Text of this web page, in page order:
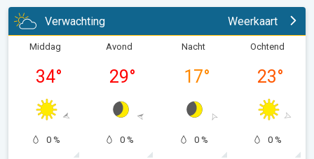
Verwachting Weerkaart
Middag
34°
0 %
Avond
29°
0 %
Nacht
17°
0 %
Ochtend
23°
0 %